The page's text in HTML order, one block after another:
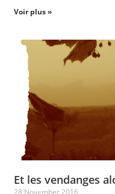
Voir plus »
Et les vendanges